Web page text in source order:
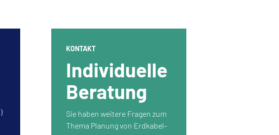
KONTAKT
Individuelle
Beratung
Sie haben weitere Fragen zum
Thema Planung von Erdkabel-